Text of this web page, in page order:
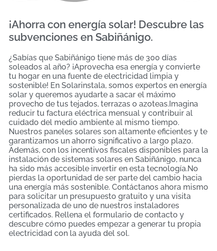
¡Ahorra con energía solar! Descubre las
subvenciones en Sabiñánigo.
¿Sabías que Sabiñánigo tiene más de 300 días
soleados al año? ¡Aprovecha esa energía y convierte
tu hogar en una fuente de electricidad limpia y
sostenible! En Solarinstala, somos expertos en energía
solar y queremos ayudarte a sacar el máximo
provecho de tus tejados, terrazas o azoteas.Imagina
reducir tu factura eléctrica mensual y contribuir al
cuidado del medio ambiente al mismo tiempo.
Nuestros paneles solares son altamente eficientes y te
garantizamos un ahorro significativo a largo plazo.
Además, con los incentivos fiscales disponibles para la
instalación de sistemas solares en Sabiñánigo, nunca
ha sido más accesible invertir en esta tecnología.No
pierdas la oportunidad de ser parte del cambio hacia
una energía más sostenible. Contáctanos ahora mismo
para solicitar un presupuesto gratuito y una visita
personalizada de uno de nuestros instaladores
certificados. Rellena el formulario de contacto y
descubre cómo puedes empezar a generar tu propia
electricidad con la ayuda del sol.